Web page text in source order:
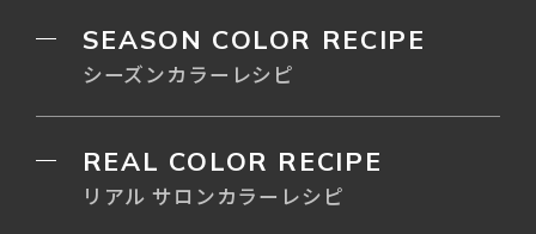
SEASON COLOR RECIPE
シーズンカラーレシピ
REAL COLOR RECIPE
リアル サロンカラーレシピ